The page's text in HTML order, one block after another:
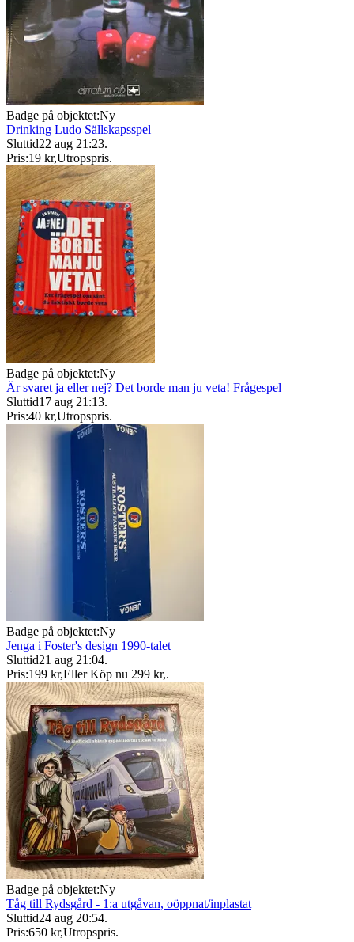
Badge på objektet:Ny
Drinking Ludo Sällskapsspel
Sluttid22 aug 21:23.
Pris:19 kr,Utropspris.
Badge på objektet:Ny
Är svaret ja eller nej? Det borde man ju veta! Frågespel
Sluttid17 aug 21:13.
Pris:40 kr,Utropspris.
Badge på objektet:Ny
Jenga i Foster's design 1990-talet
Sluttid21 aug 21:04.
Pris:199 kr,Eller Köp nu 299 kr,.
Badge på objektet:Ny
Tåg till Rydsgård - 1:a utgåvan, oöppnat/inplastat
Sluttid24 aug 20:54.
Pris:650 kr,Utropspris.